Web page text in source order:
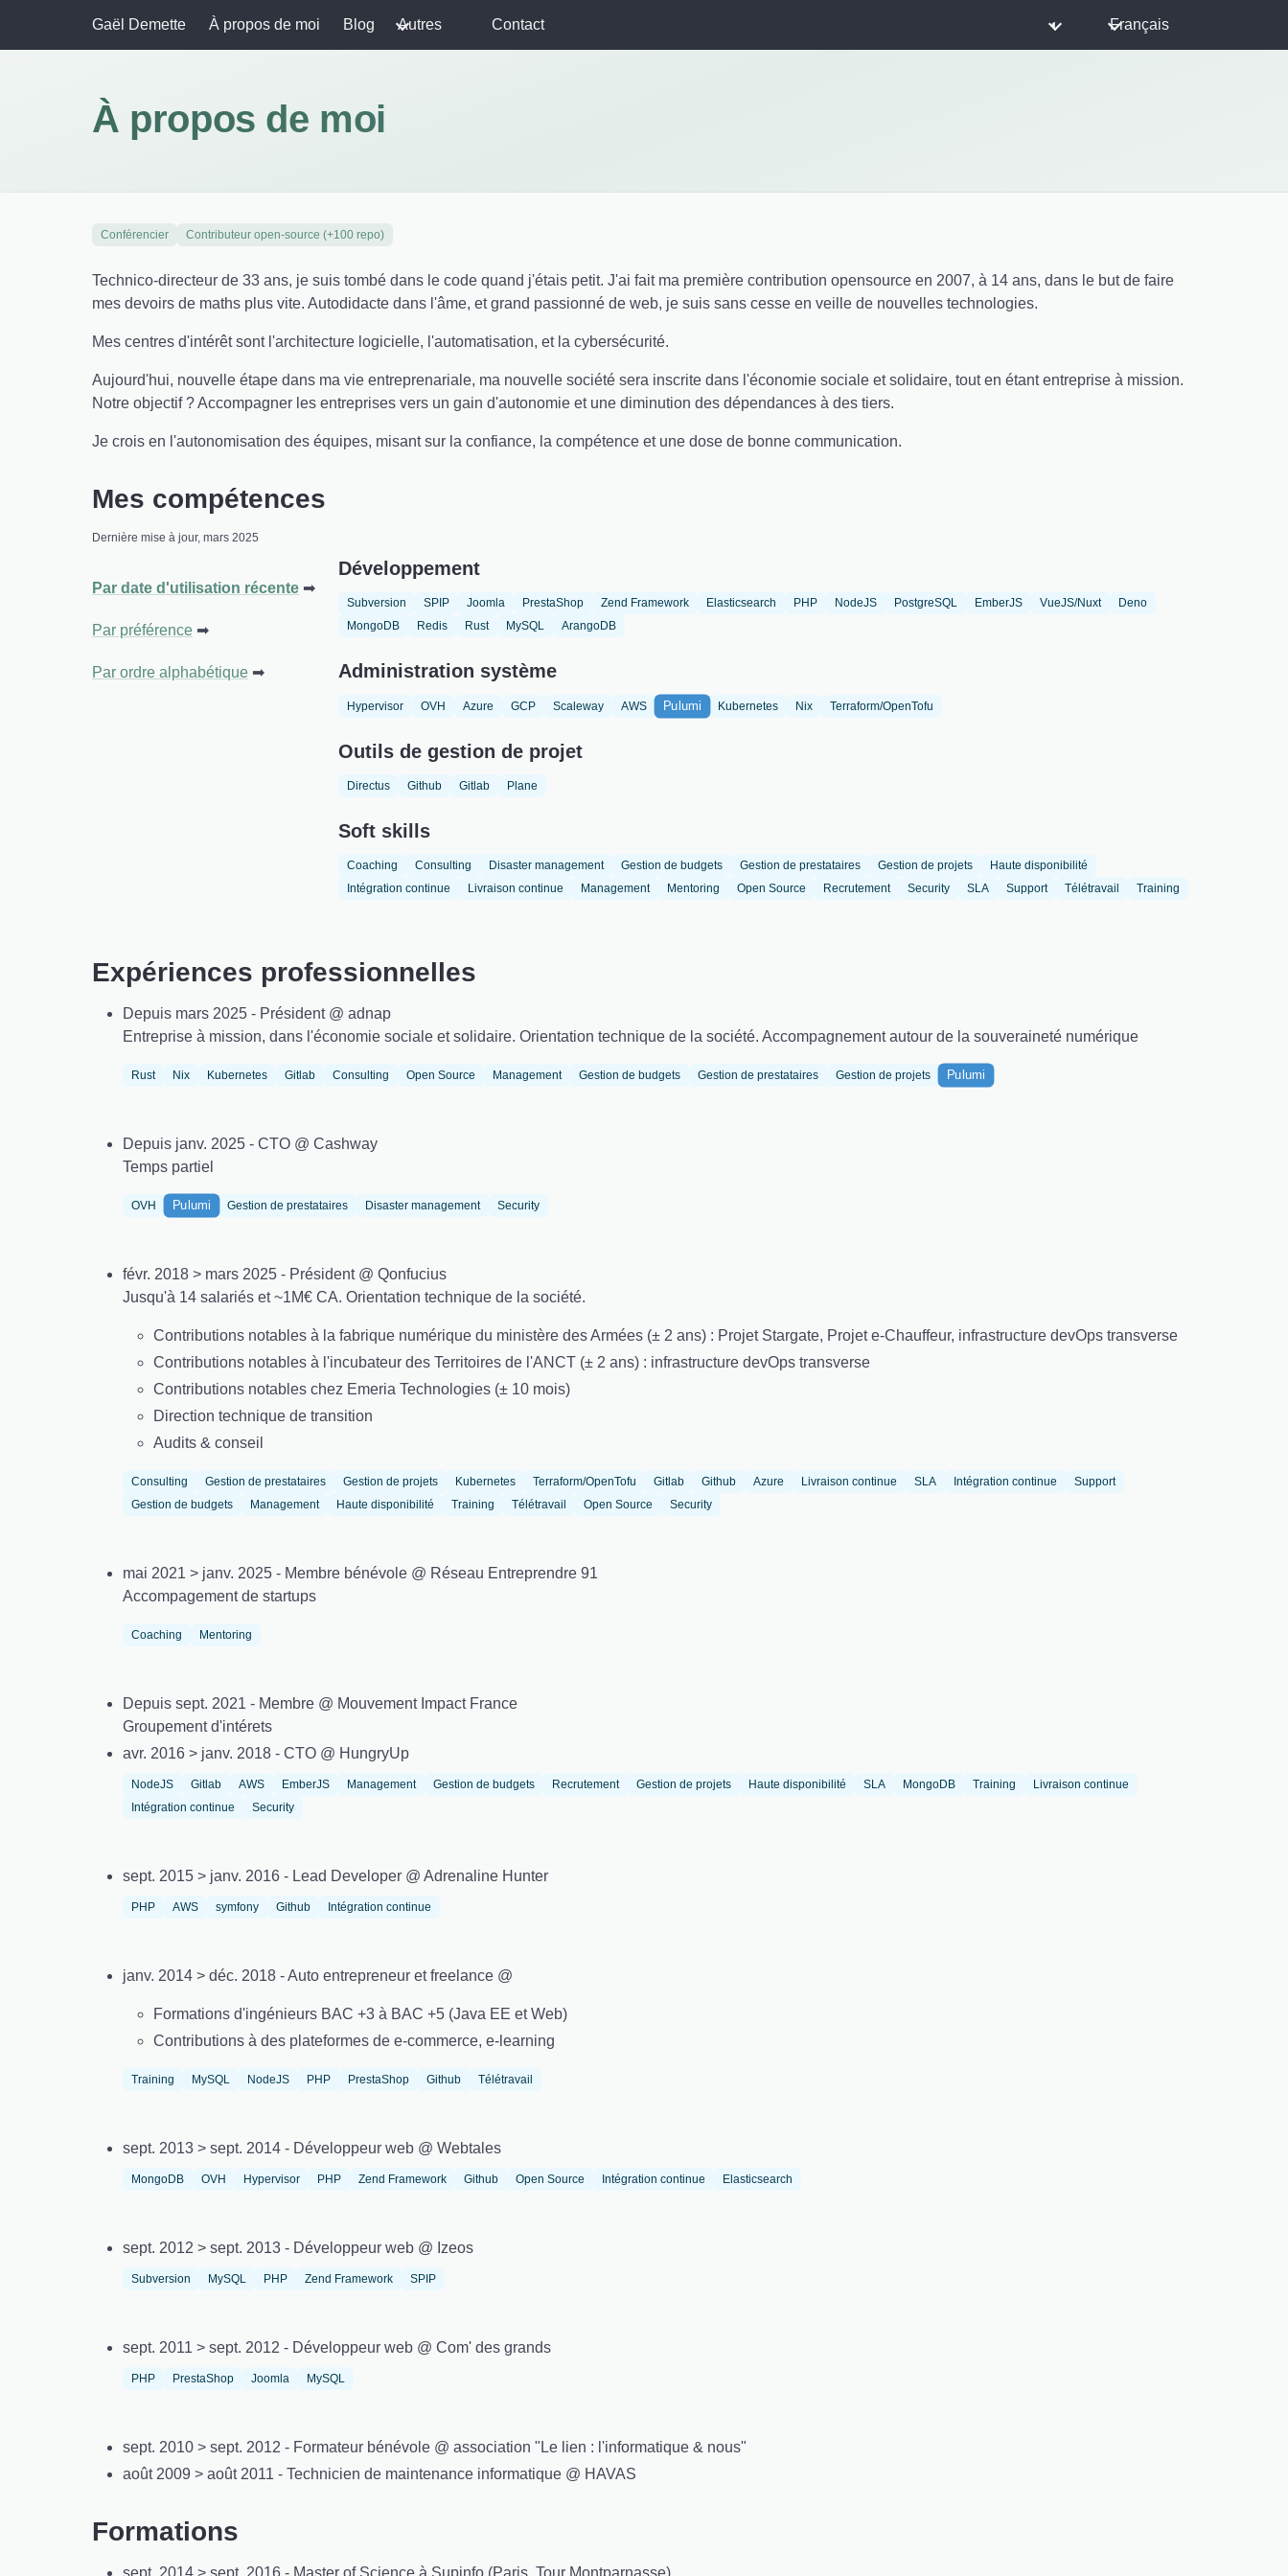
Gaël Demette À propos de moi Blog Autres Contact ◐ Français
À propos de moi
Conférencier Contributeur open-source (+100 repo)
Technico-directeur de 33 ans, je suis tombé dans le code quand j'étais petit. J'ai fait ma première contribution opensource en 2007, à 14 ans, dans le but de faire
mes devoirs de maths plus vite. Autodidacte dans l'âme, et grand passionné de web, je suis sans cesse en veille de nouvelles technologies.
Mes centres d'intérêt sont l'architecture logicielle, l'automatisation, et la cybersécurité.
Aujourd'hui, nouvelle étape dans ma vie entreprenariale, ma nouvelle société sera inscrite dans l'économie sociale et solidaire, tout en étant entreprise à mission.
Notre objectif ? Accompagner les entreprises vers un gain d'autonomie et une diminution des dépendances à des tiers.
Je crois en l'autonomisation des équipes, misant sur la confiance, la compétence et une dose de bonne communication.
Mes compétences
Dernière mise à jour, mars 2025
Par date d'utilisation récente
Par préférence
Par ordre alphabétique
Développement
Subversion SPIP Joomla PrestaShop Zend Framework Elasticsearch PHP NodeJS PostgreSQL EmberJS VueJS/Nuxt
Deno
MongoDB
Redis Rust MySQL ArangoDB
Administration système
Hypervisor OVH Azure GCP Scaleway AWS Pulumi Kubernetes Nix Terraform/OpenTofu
Outils de gestion de projet
Directus Github Gitlab Plane
Soft skills
Coaching Consulting Disaster management Gestion de budgets Gestion de prestataires Gestion de projets
Haute disponibilité
Intégration continue
Livraison continue Management Mentoring Open Source Recrutement Security SLA Support Télétravail Training
Expériences professionnelles
Depuis mars 2025 - Président @ adnap
Entreprise à mission, dans l'économie sociale et solidaire. Orientation technique de la société. Accompagnement autour de la souveraineté numérique
Rust Nix Kubernetes Gitlab Consulting Open Source Management Gestion de budgets Gestion de prestataires Gestion de projets Pulumi
Depuis janv. 2025 - CTO @ Cashway
Temps partiel
OVH Pulumi Gestion de prestataires Disaster management Security
févr. 2018 > mars 2025 - Président @ Qonfucius
Jusqu'à 14 salariés et ~1M€ CA. Orientation technique de la société.
Contributions notables à la fabrique numérique du ministère des Armées (± 2 ans) : Projet Stargate, Projet e-Chauffeur, infrastructure devOps transverse
Contributions notables à l'incubateur des Territoires de l'ANCT (± 2 ans) : infrastructure devOps transverse
Contributions notables chez Emeria Technologies (± 10 mois)
Direction technique de transition
Audits & conseil
Consulting Gestion de prestataires Gestion de projets Kubernetes Terraform/OpenTofu Gitlab Github Azure Livraison continue SLA Intégration continue
Support
Gestion de budgets
Management Haute disponibilité Training Télétravail Open Source Security
mai 2021 > janv. 2025 - Membre bénévole @ Réseau Entreprendre 91
Accompagement de startups
Coaching Mentoring
Depuis sept. 2021 - Membre @ Mouvement Impact France
Groupement d'intérets
avr. 2016 > janv. 2018 - CTO @ HungryUp
NodeJS Gitlab AWS EmberJS Management Gestion de budgets Recrutement Gestion de projets Haute disponibilité SLA MongoDB Training
Livraison continue
Intégration continue
Security
sept. 2015 > janv. 2016 - Lead Developer @ Adrenaline Hunter
PHP AWS symfony Github Intégration continue
janv. 2014 > déc. 2018 - Auto entrepreneur et freelance @
Formations d'ingénieurs BAC +3 à BAC +5 (Java EE et Web)
Contributions à des plateformes de e-commerce, e-learning
Training MySQL NodeJS PHP PrestaShop Github Télétravail
sept. 2013 > sept. 2014 - Développeur web @ Webtales
MongoDB OVH Hypervisor PHP Zend Framework Github Open Source Intégration continue Elasticsearch
sept. 2012 > sept. 2013 - Développeur web @ Izeos
Subversion MySQL PHP Zend Framework SPIP
sept. 2011 > sept. 2012 - Développeur web @ Com' des grands
PHP PrestaShop Joomla MySQL
sept. 2010 > sept. 2012 - Formateur bénévole @ association "Le lien : l'informatique & nous"
août 2009 > août 2011 - Technicien de maintenance informatique @ HAVAS
Formations